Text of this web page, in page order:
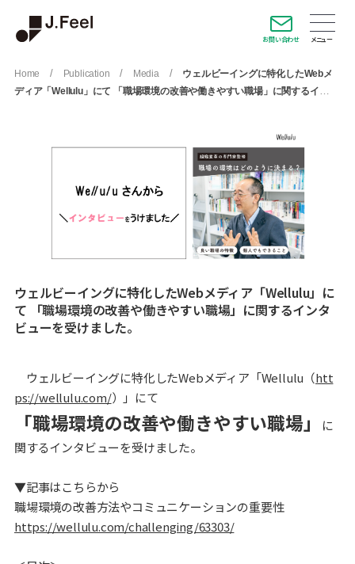
お問い合わせ
Home / Publication / Media/ ウェルビーイングに特化したWebメ
ディア「Wellulu」にて 「職場環境の改善や働きやすい職場」に関するイン
ウェルビーイングに特化したWebメディア「Wellulu」に
て 「職場環境の改善や働きやすい職場」に関するインタ
ビューを受けました。
ウェルビーイングに特化したWebメディア「Wellulu（htt
ps://wellulu.com/）」にて
「職場環境の改善や働きやすい職場」
に
関するインタビューを受けました。
▼記事はこちらから
職場環境の改善方法やコミュニケーションの重要性
https://wellulu.com/challenging/63303/